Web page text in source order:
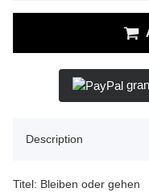
Description
Titel: Bleiben oder gehen